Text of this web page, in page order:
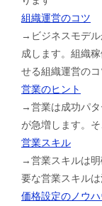
組織運営のコツ
→ビジネスモデル
成します。組織
せる組織運営の
営業のヒント
→営業は成功パタ
が急増します。
営業スキル
→営業スキルは明
要な営業スキル
価格設定のノウハ